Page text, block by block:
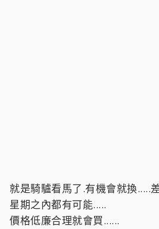
就是騎驢看馬了.有機會就換.....
星期之內都有可能.....
價格低廉合理就會買......